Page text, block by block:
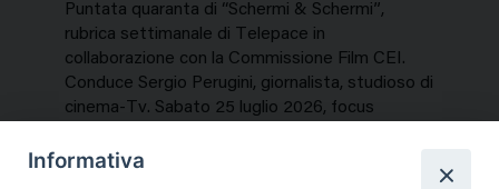
Puntata quaranta di “Schermi & Schermi”,
rubrica settimanale di Telepace in
collaborazione con la Commissione Film CEI.
Conduce Sergio Perugini, giornalista, studioso di
cinema-Tv. Sabato 25 luglio 2026, focus
NEWS, PERCORSI TEMATICI
Informativa